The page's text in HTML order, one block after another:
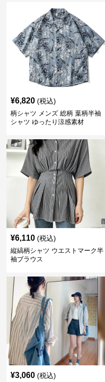
¥6,820 (税込)
柄シャツ メンズ 総柄 葉柄半袖
シャツ ゆったり涼感素材
¥6,110 (税込)
縦縞柄シャツ ウエストマーク半
袖ブラウス
¥3,060 (税込)